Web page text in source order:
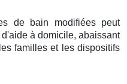
de bain modifiées peut
à domicile, abaissant
familles et les dispositifs